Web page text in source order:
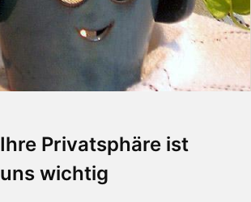
Ihre Privatsphäre ist
uns wichtig